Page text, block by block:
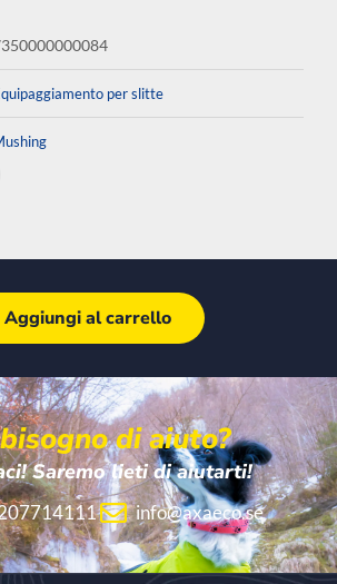
per slitte
Aggiungi al carrello
di aiuto?
Saremo lieti di aiutarti!
info@axaeco.se